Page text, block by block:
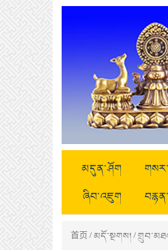
མདུན་ཤོག
ཞིབ་འཇུག
首页/མདོ་སྔགས།/